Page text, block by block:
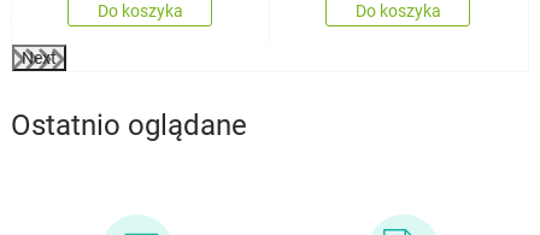
Do koszyka Do koszyka
Next
Ostatnio oglądane